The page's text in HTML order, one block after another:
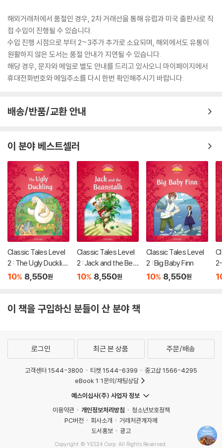
해외거래처에서 품절인 경우, 2차 거래선을 통해 유럽과 미국 출판사로 직
접 수입이 진행될 수 있습니다.
수입 진행 시점으로 부터 2~3주가 추가로 소요되며, 해외에서도 유통이
원활하지 않은 도서는 품절 안내가 지연될 수 있습니다.
해당 경우, 문자와 메일로 별도 안내를 드리고 있사오니 마이페이지에서
휴대전화번호와 메일주소를 다시 한번 확인해주시기 바랍니다.
배송/반품/교환 안내
이 분야 베스트셀러
Classic Tales Level
2 : The Ugly Ducklin
g
10% 8,550원
Classic Tales Level
2 : Jack and the Bea
nstalk
10% 8,550원
Classic Tales Level
2 : Big Baby Finn
10% 8,550원
이 책을 구입하신 분들이 산 분야 책
로그인 최근 본 상품 주문/배송
고객센터 1544-3800 티켓 1544-6399
중고샵 1566-4295
eBook 1:1문의/채팅상담
예스이십사(주) 사업자 정보
이용약관
개인정보처리방침
청소년보호정책
PC버전
회사소개
거래처관계자께
도서홍보
광고
Copyright © YES24 Corp. All Rights Reserved.